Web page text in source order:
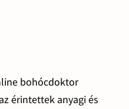
bohócdoktor
érintettek anyagi és